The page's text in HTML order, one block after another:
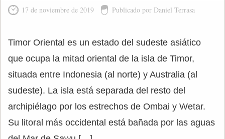
17 de noviembre de 2019 Publicado por Daniel Terrasa
Timor Oriental es un estado del sudeste asiático
que ocupa la mitad oriental de la isla de Timor,
situada entre Indonesia (al norte) y Australia (al
sudeste). La isla está separada del resto del
archipiélago por los estrechos de Ombai y Wetar.
Su litoral más occidental está bañada por las aguas